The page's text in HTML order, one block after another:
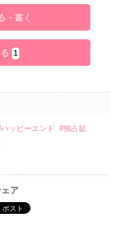
・書く
1
ッピーエンド
#独占欲
ア